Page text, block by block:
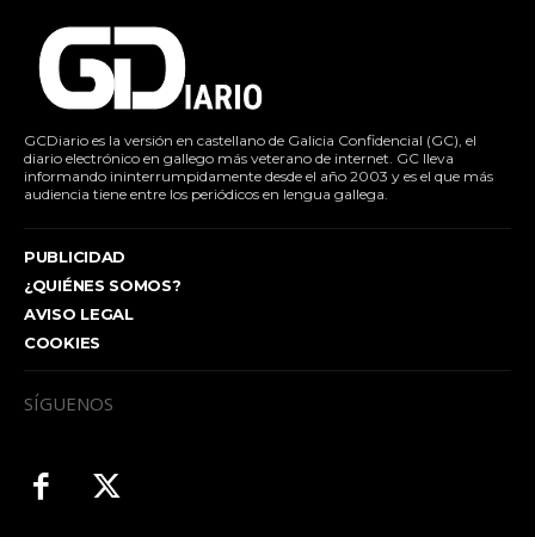
GCDiario es la versión en castellano de Galicia Confidencial (GC), el
diario electrónico en gallego más veterano de internet. GC lleva
informando ininterrumpidamente desde el año 2003 y es el que más
audiencia tiene entre los periódicos en lengua gallega.
PUBLICIDAD
¿QUIÉNES SOMOS?
AVISO LEGAL
COOKIES
SÍGUENOS